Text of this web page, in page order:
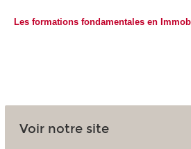
Les formations fondamentales en
Voir notre site